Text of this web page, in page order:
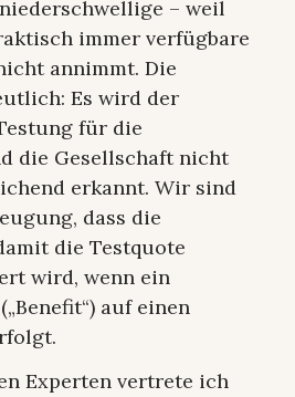
– weil
immer verfügbare
annimmt. Die
Es wird der
für die
die Gesellschaft nicht
erkannt. Wir sind
dass die
die Testquote
wird, wenn ein
auf einen
Experten vertrete ich